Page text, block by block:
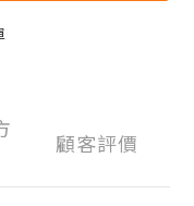
顧客評價